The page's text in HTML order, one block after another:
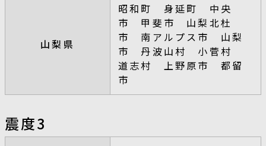
山梨県
昭和町 身延町 中央
市 甲斐市 山梨北杜
市 南アルプス市 山梨
市 丹波山村 小菅村
道志村 上野原市 都留
市
震度3